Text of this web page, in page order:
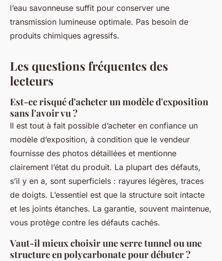
l’eau savonneuse suffit pour conserver une
transmission lumineuse optimale. Pas besoin de
produits chimiques agressifs.
Les questions fréquentes des
lecteurs
Est-ce risqué d'acheter un modèle d'exposition
sans l'avoir vu ?
Il est tout à fait possible d’acheter en confiance un
modèle d’exposition, à condition que le vendeur
fournisse des photos détaillées et mentionne
clairement l’état du produit. La plupart des défauts,
s’il y en a, sont superficiels : rayures légères, traces
de doigts. L’essentiel est que la structure soit intacte
et les joints étanches. La garantie, souvent maintenue,
vous protège contre les défauts cachés.
Vaut-il mieux choisir une serre tunnel ou une
structure en polycarbonate pour débuter ?